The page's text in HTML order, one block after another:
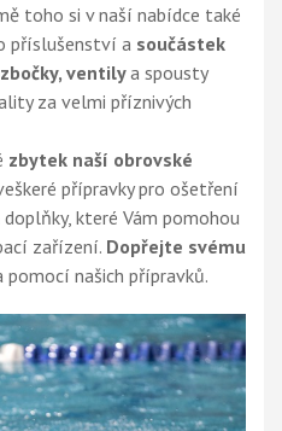
toho si v naší nabídce také
příslušenství a součástek
ventilya spousty
za velmi příznivých
zbytek naší obrovské
přípravky pro ošetření
které Vám pomohou
zařízení. Dopřejte svému
pomocí našich přípravků.